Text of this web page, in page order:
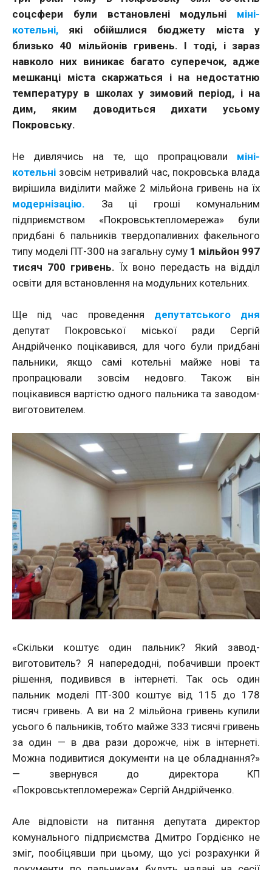
соцсфери були встановлені модульні міні-
котельні, які обійшлися бюджету міста у
близько 40 мільйонів гривень. І тоді, і зараз
навколо них виникає багато суперечок, адже
мешканці міста скаржаться і на недостатню
температуру в школах у зимовий період, і на
дим, яким доводиться дихати усьому
Покровську.
Не дивлячись на те, що пропрацювали міні-
котельні зовсім нетривалий час, покровська влада
вирішила виділити майже 2 мільйона гривень на їх
модернізацію. За ці гроші комунальним
підприємством «Покровськтепломережа» були
придбані 6 пальників твердопаливних факельного
типу моделі ПТ-300 на загальну суму 1 мільйон 997
тисяч 700 гривень. Їх воно передасть на відділ
освіти для встановлення на модульних котельних.
Ще під час проведення депутатського дня
депутат Покровської міської ради Сергій
Андрійченко поцікавився, для чого були придбані
пальники, якщо самі котельні майже нові та
пропрацювали зовсім недовго. Також він
поцікавився вартістю одного пальника та заводом-
виготовителем.
«Скільки коштує один пальник? Який завод-
виготовитель? Я напередодні, побачивши проект
рішення, подивився в інтернеті. Так ось один
пальник моделі ПТ-300 коштує від 115 до 178
тисяч гривень. А ви на 2 мільйона гривень купили
усього 6 пальників, тобто майже 333 тисячі гривень
за один — в два рази дорожче, ніж в інтернеті.
Можна подивитися документи на це обладнання?»
— звернувся до директора КП
«Покровськтепломережа» Сергій Андрійченко.
Але відповісти на питання депутата директор
комунального підприємства Дмитро Гордієнко не
зміг, пообіцявши при цьому, що усі розрахунки й